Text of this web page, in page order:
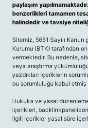
paylaşım
benzerlikleri tamamen
halindedir ve tavsiye
Sitemiz, 5651 Sayılı
Kurumu (BTK) tarafından
vermektedir. Bu nedenle,
veya araştırma
yazdıkları içeriklerin
bu sorumluluğu kabul etmiş
Hukuka ve yasal
içerikleri,
ilgili içerikler yasal süre